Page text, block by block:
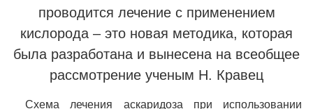
проводится лечение с применением
кислорода – это новая методика, которая
была разработана и вынесена на всеобщее
рассмотрение ученым Н. Кравец
Схема лечения аскаридоза при использовании